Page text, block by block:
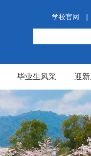
学校官网 |
毕业生风采 迎